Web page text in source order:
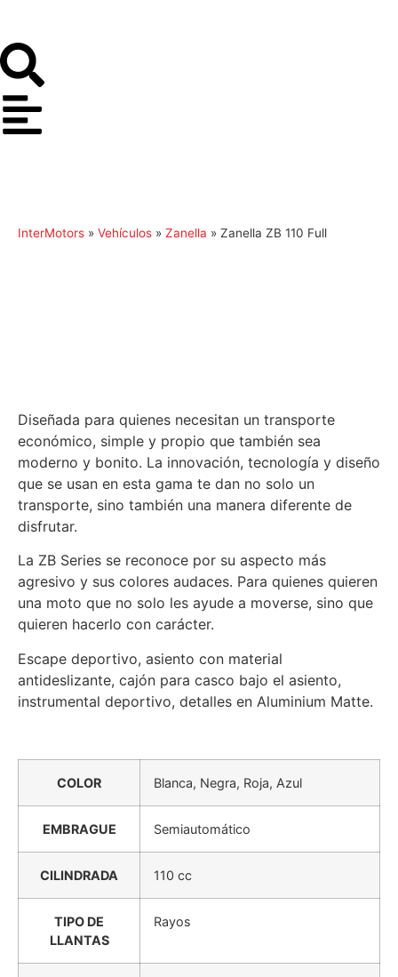
InterMotors » Vehículos » Zanella » Zanella ZB 110 Full
Diseñada para quienes necesitan un transporte
económico, simple y propio que también sea
moderno y bonito. La innovación, tecnología y diseño
que se usan en esta gama te dan no solo un
transporte, sino también una manera diferente de
disfrutar.
La ZB Series se reconoce por su aspecto más
agresivo y sus colores audaces. Para quienes quieren
una moto que no solo les ayude a moverse, sino que
quieren hacerlo con carácter.
Escape deportivo, asiento con material
antideslizante, cajón para casco bajo el asiento,
instrumental deportivo, detalles en Aluminium Matte.
COLOR Blanca, Negra, Roja, Azul
EMBRAGUE Semiautomático
CILINDRADA 110 cc
TIPO DE
LLANTAS
Rayos